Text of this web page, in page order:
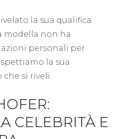
la sua qualifica
modella non ha
personali per
la sua
si riveli.
CELEBRITÀ E